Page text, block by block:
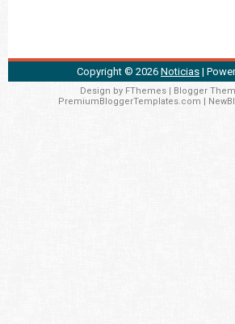
Copyright © 2026 Noticias |
Design by FThemes| Blogger
PremiumBloggerTemplates.com